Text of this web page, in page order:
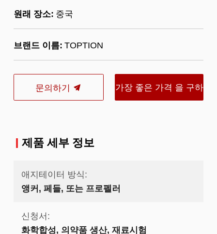
원래 장소: 중국
브랜드 이름: TOPTION
문의하기 가장 좋은 가격 을 구하
제품 세부 정보
애지테이터 방식:
앵커, 페들, 또는 프로펠러
신청서:
화학합성, 의약품 생산, 재료시험